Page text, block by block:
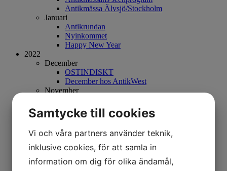
Antikmässa Älvsjö/Stockholm
Januari
Antikrundan
Nyinkommet
Happy New Year
2022
December
OSTINDISKT
December hos AntikWest
November
Jul hos AntikWest
Christmas Market Södra Vägen
Butiken
September
Nyinkommet i butiken
Augusti
Samtycke till cookies
Vi och våra partners använder teknik,
inklusive cookies, för att samla in
information om dig för olika ändamål,